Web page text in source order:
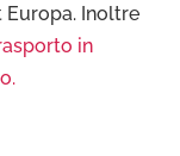
Europa. Inoltre
in